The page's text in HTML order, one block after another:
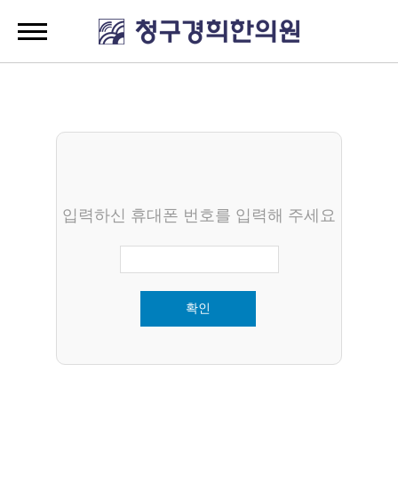
입력하신 휴대폰 번호를 입력해 주세요
확인